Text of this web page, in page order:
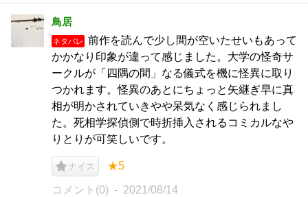
鳥居
ネタバレ
前作を読んで少し間が空いたせいもあって
かかなり印象が違って感じました。大学の怪奇サ
ークルが「四隅の間」なる儀式を機に怪異に取り
つかれます。怪異のあとにちょっと矢継ぎ早に真
相が明かされていきやや呆気なく感じられまし
た。死相学探偵側で時折挿入されるコミカルなや
りとりが可笑しいです。
ナイス ★5
コメント(0) 2021/08/14